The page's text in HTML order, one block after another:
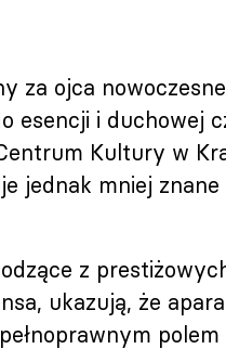
za ojca
esencji i duchowej
Kultury w
jednak mniej
z
ukazują, że